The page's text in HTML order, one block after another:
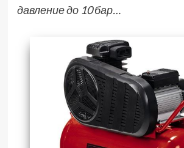
давление до 10 бар…